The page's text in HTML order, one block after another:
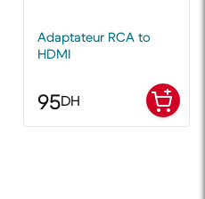
Adaptateur RCA to
HDMI
95DH